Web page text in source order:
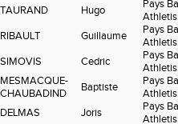
TAURAND Hugo
Pays
RIBAULT Guillaume
Pays
SIMOVIS Cedric
Pays
MESMACQUE-
CHAUBADIND
Baptiste
Pays
DELMAS Joris
Pays